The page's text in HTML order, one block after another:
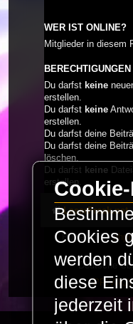
WER IST ONLINE?
Mitglieder in diesem
Du darfst keine
erstellen.
Du darfst keine
erstellen.
Du darfst deine
Du darfst deine
löschen.
Du darfst keine
erstellen.
LaserFreak.net
Powered by
Deutsche
Cookies
werden
diese
jederzeit